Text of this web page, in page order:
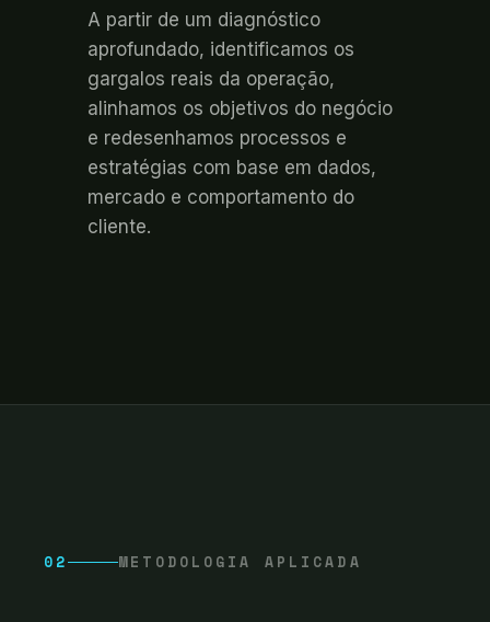
A partir de um diagnóstico
aprofundado, identificamos os
gargalos reais da operação,
alinhamos os objetivos do negócio
e redesenhamos processos e
estratégias com base em dados,
mercado e comportamento do
cliente.
02 METODOLOGIA APLICADA